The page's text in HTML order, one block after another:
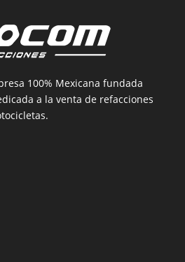
100% Mexicana fundada
a la venta de refacciones